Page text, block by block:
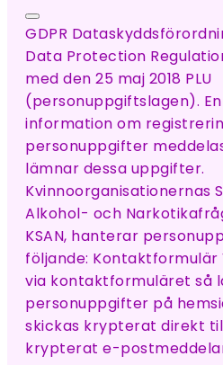
GDPR
Data Protection
med den 25 maj 2018 PLU
(personuppgiftslagen).
information om
personuppgifter
lämnar dessa uppgifter.
Kvinnoorganisationernas
Alkohol- och
KSAN, hanterar
följande: Kontaktformulär
via kontaktformuläret så
personuppgifter på
skickas krypterat direkt
krypterat e-